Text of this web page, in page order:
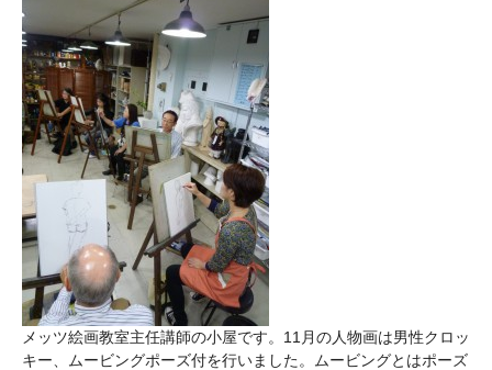
メッツ絵画教室主任講師の小屋です。11月の人物画は男性クロッ
キー、ムービングポーズ付を行いました。ムービングとはポーズ